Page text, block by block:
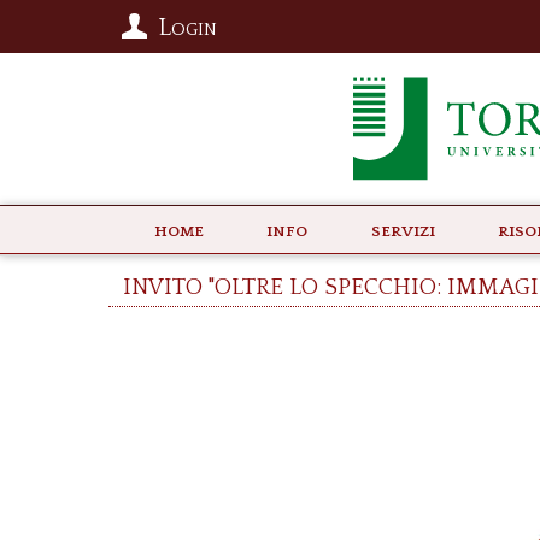
Login
Home info Servizi
INVITO "Oltre lo specchio: